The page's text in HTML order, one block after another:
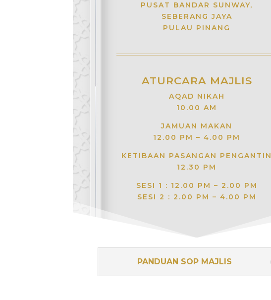
PUSAT BANDAR SUNWAY,
SEBERANG JAYA
PULAU PINANG
ATURCARA MAJLIS
AQAD NIKAH
10.00 AM
JAMUAN MAKAN
12.00 PM – 4.00 PM
KETIBAAN PASANGAN PENGANTIN
12.30 PM
SESI 1 : 12.00 PM – 2.00 PM
SESI 2 : 2.00 PM – 4.00 PM
PANDUAN SOP MAJLIS